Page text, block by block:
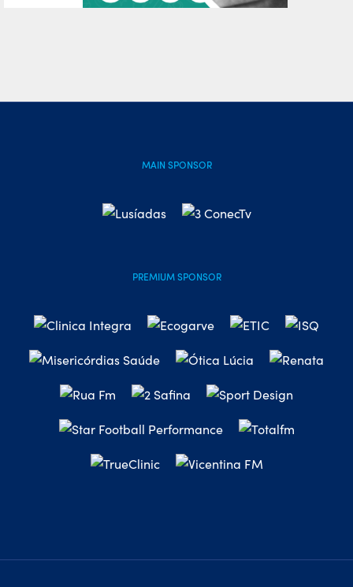
MAIN SPONSOR
PREMIUM SPONSOR